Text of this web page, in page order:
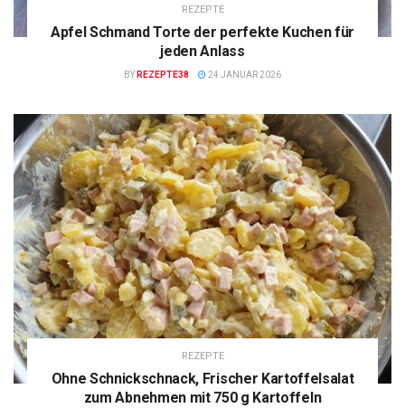
REZEPTE
Apfel Schmand Torte der perfekte Kuchen für
jeden Anlass
BY REZEPTE38 24 JANUAR 2026
REZEPTE
Ohne Schnickschnack, Frischer Kartoffelsalat
zum Abnehmen mit 750 g Kartoffeln